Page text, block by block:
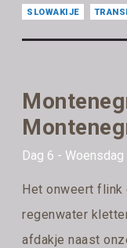
SLOWAKIJE
Dag 6 -
Het onweert flink
regenwater
afdakje naast